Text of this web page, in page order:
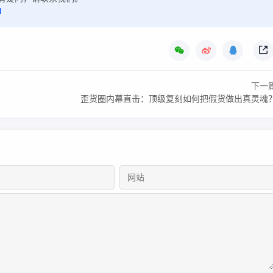
下一
歪货圈内幕直击：顶级复刻如何把假货做出真灵魂